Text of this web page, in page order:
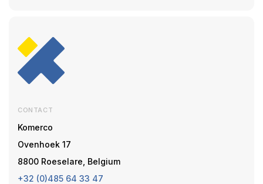
CONTACT
Komerco
Ovenhoek 17
8800 Roeselare, Belgium
+32 (0)485 64 33 47